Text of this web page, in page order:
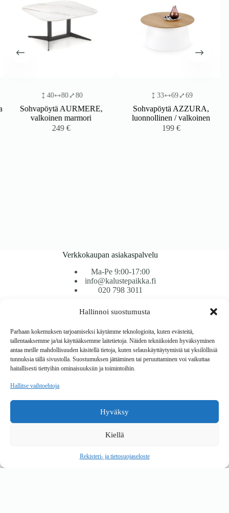
Hallinnoi suostumusta
Parhaan kokemuksen tarjoamiseksi käytämme teknologioita, kuten evästeitä,
tallentaaksemme ja/tai käyttääksemme laitetietoja. Näiden tekniikoiden hyväksyminen
antaa meille mahdollisuuden käsitellä tietoja, kuten selauskäyttäytymistä tai yksilöllisiä
tunnuksia tällä sivustolla. Suostumuksen jättäminen tai peruuttaminen voi vaikuttaa
haitallisesti tiettyihin ominaisuuksiin ja toimintoihin.
Hallitse vaihtoehtoja
Hyväksy
Kiellä
Rekisteri- ja tietosuojaseloste
40 80 80
Sohvapöytä AURMERE,
valkoinen marmori
249€
33 69 69
Sohvapöytä AZZURA,
luonnollinen / valkoinen
199€
Verkkokaupan asiakaspalvelu
Ma-Pe 9:00-17:00
info@kalustepaikka.fi
020 798 3011
Tavarantoimitus / Maksutavat
Toimitustavat
Maksutavat
Vaihto ja palautus
Reklamaatiot
Copyright © 2026 Kalustepaikka